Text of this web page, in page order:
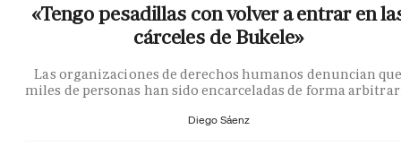
«Tengo pesadillas con volver a entrar en
cárceles de Bukele»
Las organizaciones de derechos humanos denuncian
miles de personas han sido encarceladas de forma
Diego Sáenz